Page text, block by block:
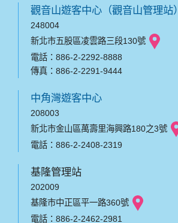
觀音山遊客中心（觀音山管理站）
248004
新北市五股區凌雲路三段130號
電話：886-2-2292-8888
傳真：886-2-2291-9444
中角灣遊客中心
208003
新北市金山區萬壽里海興路180之3號
電話：886-2-2408-2319
基隆管理站
202009
基隆市中正區平一路360號
電話：886-2-2462-2981